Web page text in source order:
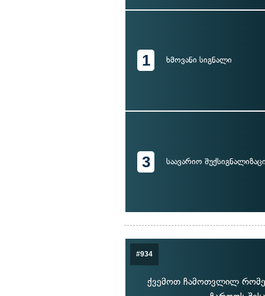
1 ხმოვანი სიგნალი
3 საავარიო
#934
ქვემოთ ჩამოთვლილ